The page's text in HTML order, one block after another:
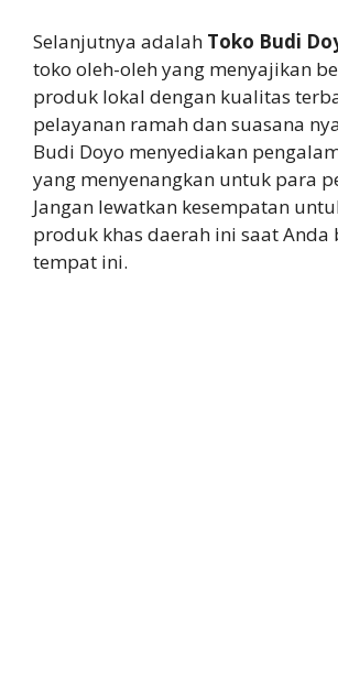
Selanjutnya adalah Toko Budi
toko oleh-oleh yang menyajikan
produk lokal dengan kualitas
pelayanan ramah dan suasana
Budi Doyo menyediakan
yang menyenangkan untuk para
Jangan lewatkan kesempatan
produk khas daerah ini saat Anda
tempat ini.